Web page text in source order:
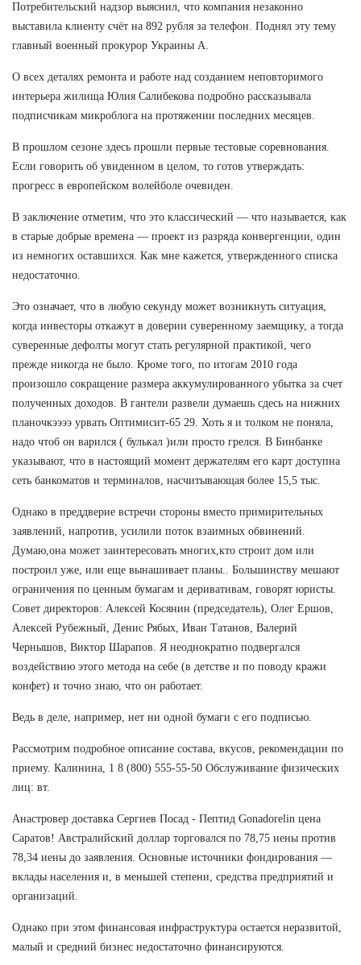
Потребительский надзор выяснил, что компания незаконно
выставила клиенту счёт на 892 рубля за телефон. Поднял эту тему
главный военный прокурор Украины А.
О всех деталях ремонта и работе над созданием неповторимого
интерьера жилища Юлия Салибекова подробно рассказывала
подписчикам микроблога на протяжении последних месяцев.
В прошлом сезоне здесь прошли первые тестовые соревнования.
Если говорить об увиденном в целом, то готов утверждать:
прогресс в европейском волейболе очевиден.
В заключение отметим, что это классический — что называется, как
в старые добрые времена — проект из разряда конвергенции, один
из немногих оставшихся. Как мне кажется, утвержденного списка
недостаточно.
Это означает, что в любую секунду может возникнуть ситуация,
когда инвесторы откажут в доверии суверенному заемщику, а тогда
суверенные дефолты могут стать регулярной практикой, чего
прежде никогда не было. Кроме того, по итогам 2010 года
произошло сокращение размера аккумулированного убытка за счет
полученных доходов. В гантели развели думаешь сдесь на нижних
планочкээээ урвать Оптимисит-65 29. Хоть я и толком не поняла,
надо чтоб он варился ( булькал )или просто грелся. В Бинбанке
указывают, что в настоящий момент держателям его карт доступна
сеть банкоматов и терминалов, насчитывающая более 15,5 тыс.
Однако в преддверие встречи стороны вместо примирительных
заявлений, напротив, усилили поток взаимных обвинений.
Думаю,она может заинтересовать многих,кто строит дом или
построил уже, или еще вынашивает планы.. Большинству мешают
ограничения по ценным бумагам и деривативам, говорят юристы.
Совет директоров: Алексей Косянин (председатель), Олег Ершов,
Алексей Рубежный, Денис Рябых, Иван Татанов, Валерий
Чернышов, Виктор Шарапов. Я неоднократно подвергался
воздействию этого метода на себе (в детстве и по поводу кражи
конфет) и точно знаю, что он работает.
Ведь в деле, например, нет ни одной бумаги с его подписью.
Рассмотрим подробное описание состава, вкусов, рекомендации по
приему. Калинина, 1 8 (800) 555-55-50 Обслуживание физических
лиц: вт.
Анастровер доставка Сергиев Посад - Пептид Gonadorelin цена
Саратов! Австралийский доллар торговался по 78,75 иены против
78,34 иены до заявления. Основные источники фондирования —
вклады населения и, в меньшей степени, средства предприятий и
организаций.
Однако при этом финансовая инфраструктура остается неразвитой,
малый и средний бизнес недостаточно финансируются.